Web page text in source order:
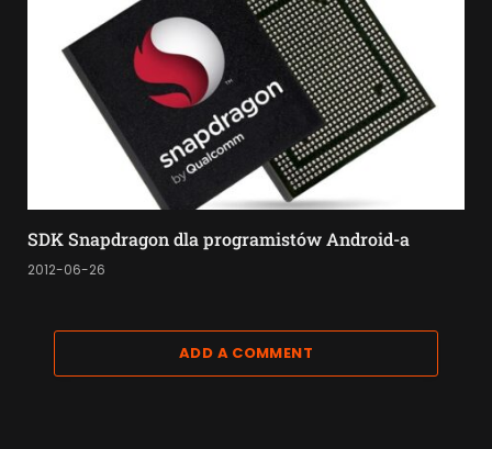
SDK Snapdragon dla programistów Android-a
2012-06-26
ADD A COMMENT